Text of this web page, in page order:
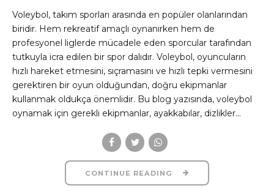
Voleybol, takım sporları arasında en popüler olanlarından
biridir. Hem rekreatif amaçlı oynanırken hem de
profesyonel liglerde mücadele eden sporcular tarafından
tutkuyla icra edilen bir spor dalıdır. Voleybol, oyuncuların
hızlı hareket etmesini, sıçramasını ve hızlı tepki vermesini
gerektiren bir oyun olduğundan, doğru ekipmanlar
kullanmak oldukça önemlidir. Bu blog yazısında, voleybol
oynamak için gerekli ekipmanlar, ayakkabılar, dizlikler...
CONTINUE READING